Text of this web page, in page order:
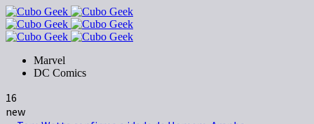
Marvel
DC Comics
16
new